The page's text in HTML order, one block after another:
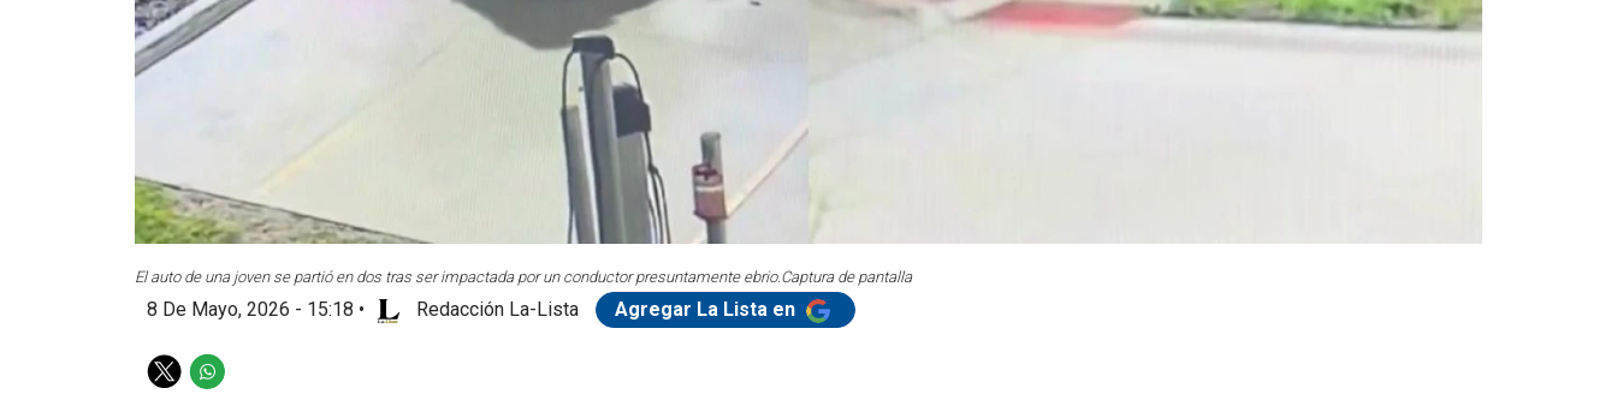
El auto de una joven se partió en dos tras ser impactada por un conductor presuntamente ebrio.Captura de pantalla
8 De Mayo, 2026 - 15:18 • Redacción La-Lista Agregar La Lista en
T
W